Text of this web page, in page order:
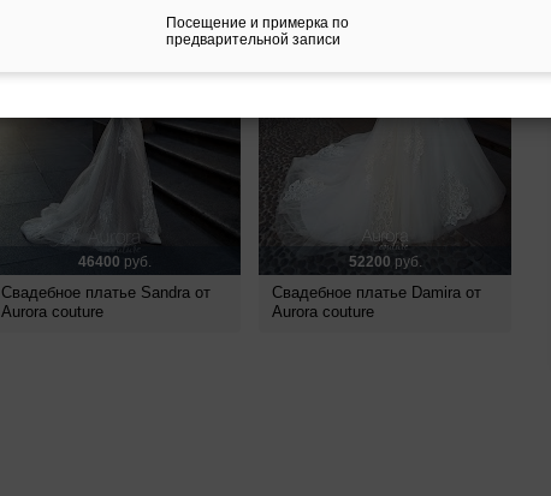
Посещение и примерка по
предварительной записи
46400 руб.
Свадебное платье Sandra от
Aurora couture
52200 руб.
Свадебное платье Damira от
Aurora couture